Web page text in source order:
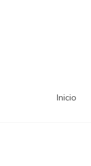
Inicio